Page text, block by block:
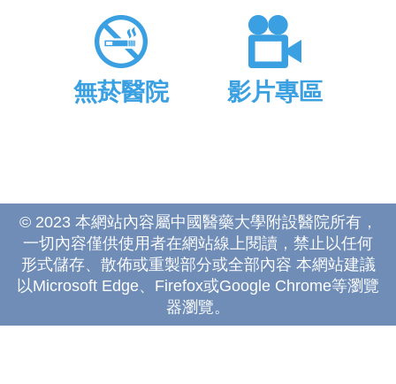
無菸醫院 影片專區
© 2023 本網站內容屬中國醫藥大學附設醫院所有，
一切內容僅供使用者在網站線上閱讀，禁止以任何
形式儲存、散佈或重製部分或全部內容 本網站建議
以Microsoft Edge、Firefox或Google Chrome等瀏覽
器瀏覽。